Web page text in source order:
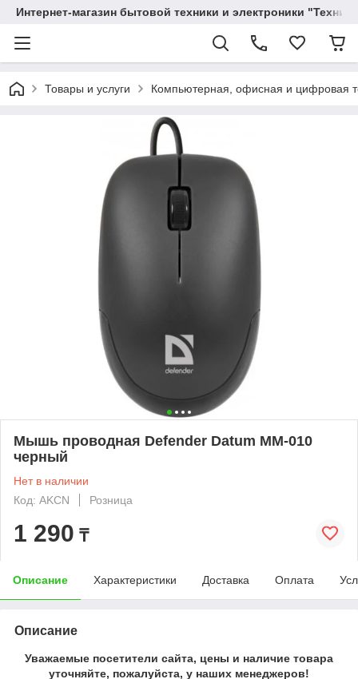
Интернет-магазин бытовой техники и электроники
Товары и услуги Компьютерная, офисная и цифровая
Мышь проводная Defender Datum MM-010
черный
Нет в наличии
Код: AKCN
Розница
1 290 ₸
Описание Характеристики Доставка Оплата
Описание
Уважаемые посетители сайта, цены и наличие товара
уточняйте, пожалуйста, у наших менеджеров!